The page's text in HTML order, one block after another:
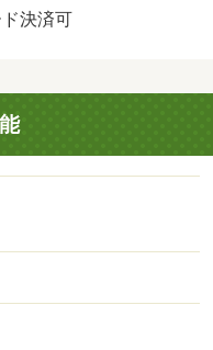
月・他交通手段：原田
荒らしの抑止力にな
13200円/クリーニン
決済可